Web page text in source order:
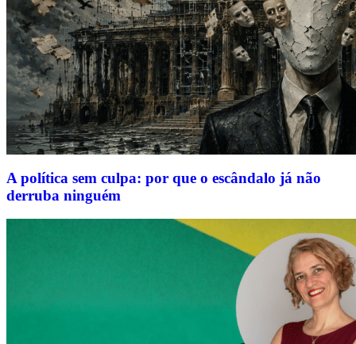
A política sem culpa: por que o escândalo já não
derruba ninguém